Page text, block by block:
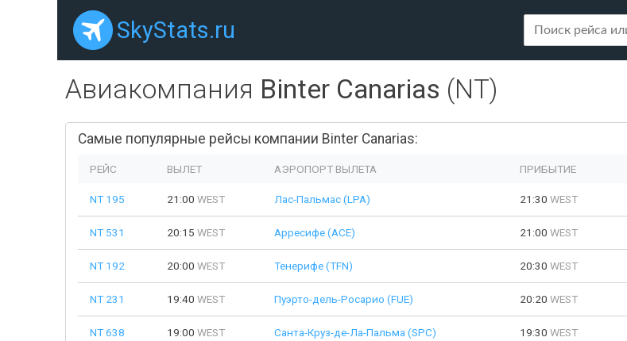
SkyStats.ru
Авиакомпания Binter Canarias (NT)
Самые популярные рейсы компании Binter Canarias:
РЕЙС ВЫЛЕТ АЭРОПОРТ ВЫЛЕТА ПРИБЫТИЕ
NT 195 21:00 WEST Лас-Пальмас (LPA) 21:30 WEST
NT 531 20:15 WEST Арресифе (ACE) 21:00 WEST
NT 192 20:00 WEST Тенерифе (TFN) 20:30 WEST
NT 231 19:40 WEST Пуэрто-дель-Росарио (FUE) 20:20 WEST
NT 638 19:00 WEST Санта-Круз-де-Ла-Пальма (SPC) 19:30 WEST